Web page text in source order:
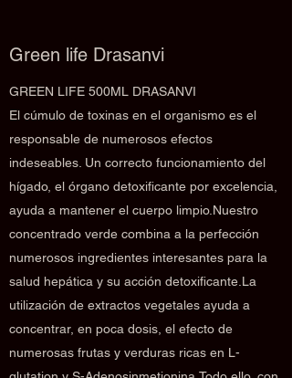
Green life Drasanvi
GREEN LIFE 500ML DRASANVI
El cúmulo de toxinas en el organismo es el
responsable de numerosos efectos
indeseables. Un correcto funcionamiento del
hígado, el órgano detoxificante por excelencia,
ayuda a mantener el cuerpo limpio.Nuestro
concentrado verde combina a la perfección
numerosos ingredientes interesantes para la
salud hepática y su acción detoxificante.La
utilización de extractos vegetales ayuda a
concentrar, en poca dosis, el efecto de
numerosas frutas y verduras ricas en L-